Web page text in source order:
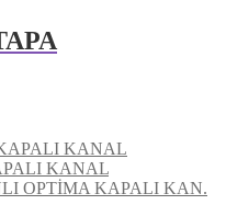
KANAL